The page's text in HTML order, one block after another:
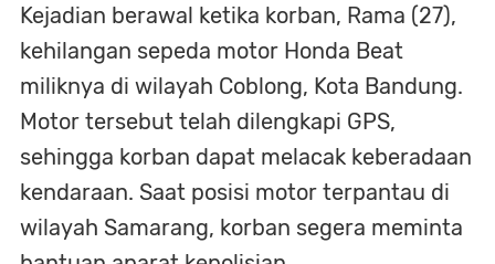
Kejadian berawal ketika korban, Rama (27),
kehilangan sepeda motor Honda Beat
miliknya di wilayah Coblong, Kota Bandung.
Motor tersebut telah dilengkapi GPS,
sehingga korban dapat melacak keberadaan
kendaraan. Saat posisi motor terpantau di
wilayah Samarang, korban segera meminta